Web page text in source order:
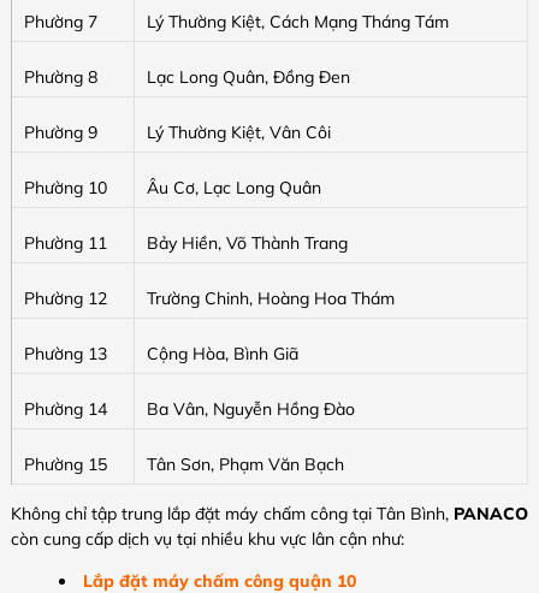
Phường 7 Lý Thường Kiệt, Cách Mạng Tháng Tám
Phường 8 Lạc Long Quân, Đồng Đen
Phường 9 Lý Thường Kiệt, Vân Côi
Phường 10 Âu Cơ, Lạc Long Quân
Phường 11 Bảy Hiền, Võ Thành Trang
Phường 12 Trường Chinh, Hoàng Hoa Thám
Phường 13 Cộng Hòa, Bình Giã
Phường 14 Ba Vân, Nguyễn Hồng Đào
Phường 15 Tân Sơn, Phạm Văn Bạch
Không chỉ tập trung lắp đặt máy chấm công tại Tân Bình, PANACO
còn cung cấp dịch vụ tại nhiều khu vực lân cận như:
Lắp đặt máy chấm công quận 10